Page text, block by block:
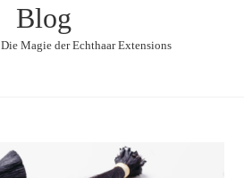
Blog
Die Magie der Echthaar Extensions